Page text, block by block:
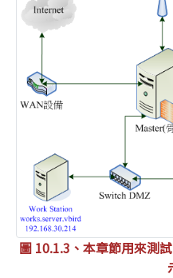
圖 10.1.3、本章節用來測